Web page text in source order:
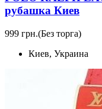
рубашка Киев
999 грн.(Без торга)
Киев, Украина